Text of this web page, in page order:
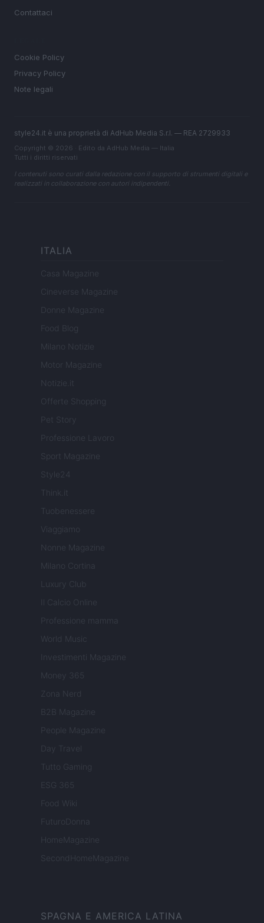
Contattaci
Cookie Policy
Privacy Policy
Note legali
style24.it è una proprietà di AdHub Media S.r.l. — REA 2729933
Copyright © 2026 · Edito da AdHub Media — Italia
Tutti i diritti riservati
I contenuti sono curati dalla redazione con il supporto di strumenti digitali e
realizzati in collaborazione con autori indipendenti.
ITALIA
Casa Magazine
Cineverse Magazine
Donne Magazine
Food Blog
Milano Notizie
Motor Magazine
Notizie.it
Offerte Shopping
Pet Story
Professione Lavoro
Sport Magazine
Style24
Think.it
Tuobenessere
Viaggiamo
Nonne Magazine
Milano Cortina
Luxury Club
Il Calcio Online
Professione mamma
World Music
Investimenti Magazine
Money 365
Zona Nerd
B2B Magazine
People Magazine
Day Travel
Tutto Gaming
ESG 365
Food Wiki
FuturoDonna
HomeMagazine
SecondHomeMagazine
SPAGNA E AMERICA LATINA